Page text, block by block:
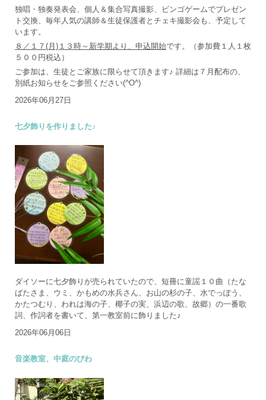
独唱・独奏発表会、個人＆集合写真撮影、ビンゴゲームでプレゼン
ト交換、毎年人気の講師＆生徒保護者とチェキ撮影会も、予定して
います。
８／１７(月)１３時～新学期より、申込開始です。（参加費１人１枚
５００円税込）
ご参加は、生徒とご家族に限らせて頂きます♪ 詳細は７月配布の、
別紙お知らせをご参照ください(^O^)
2026年06月27日
七夕飾りを作りました♪
ダイソーに七夕飾りが売られていたので、短冊に童謡１０曲（たな
ばたさま、ウミ、かもめの水兵さん、お山の杉の子、水でっぽう、
かたつむり、われは海の子、椰子の実、浜辺の歌、故郷）の一番歌
詞、作詞者を書いて、第一教室前に飾りました♪
2026年06月06日
音楽教室、中庭のびわ